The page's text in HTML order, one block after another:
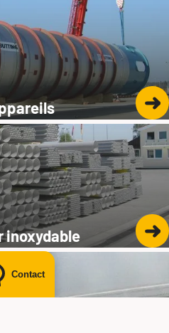
inoxydable
Contact
Manager
in Schwedt
50-7510
schwedt.de
mail